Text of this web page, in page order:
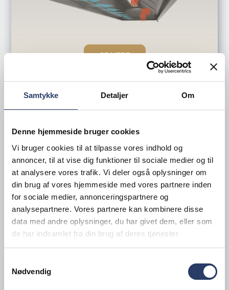
Samtykke Detaljer Om
Denne hjemmeside bruger cookies
Vi bruger cookies til at tilpasse vores indhold og
annoncer, til at vise dig funktioner til sociale medier og til
at analysere vores trafik. Vi deler også oplysninger om
din brug af vores hjemmeside med vores partnere inden
for sociale medier, annonceringspartnere og
analysepartnere. Vores partnere kan kombinere disse
data med andre oplysninger, du har givet dem, eller som
de har indsamlet fra din brug af deres tjenester.
Nødvendig
SE MERE
TILBEHØR TIL EMHÆTTER